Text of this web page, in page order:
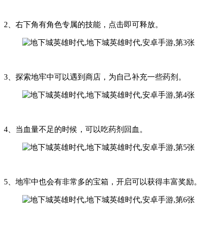
2、右下角有角色专属的技能，点击即可释放。
3、探索地牢中可以遇到商店，为自己补充一些药剂。
4、当血量不足的时候，可以吃药剂回血。
5、地牢中也会有非常多的宝箱，开启可以获得丰富奖励。